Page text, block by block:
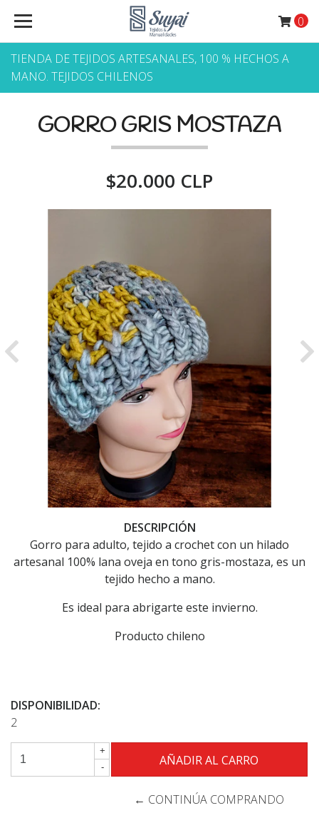
TIENDA DE TEJIDOS ARTESANALES, 100 % HECHOS A
MANO. TEJIDOS CHILENOS
0
GORRO GRIS MOSTAZA
$20.000 CLP
Previous
DESCRIPCIÓN
Gorro para adulto, tejido a crochet con un hilado
artesanal 100% lana oveja en tono gris-mostaza, es un
tejido hecho a mano.
Es ideal para abrigarte este invierno.
Producto chileno
DISPONIBILIDAD:
2
+
-
← CONTINÚA COMPRANDO